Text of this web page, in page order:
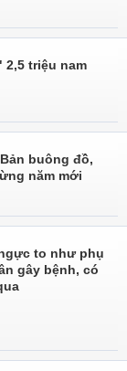
triệu nam
buông đồ,
năm mới
to như phụ
gây bệnh, có